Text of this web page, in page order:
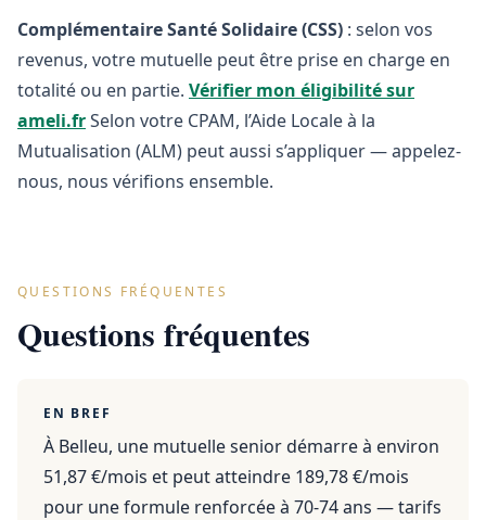
Complémentaire Santé Solidaire (CSS) : selon vos
revenus, votre mutuelle peut être prise en charge en
totalité ou en partie. Vérifier mon éligibilité sur
ameli.frSelon votre CPAM, l’Aide Locale à la
Mutualisation (ALM) peut aussi s’appliquer — appelez-
nous, nous vérifions ensemble.
QUESTIONS FRÉQUENTES
Questions fréquentes
EN BREF
À Belleu, une mutuelle senior démarre à environ
51,87 €/mois et peut atteindre 189,78 €/mois
pour une formule renforcée à 70-74 ans — tarifs